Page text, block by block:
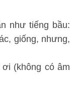
như tiếng bầu:
giống, nhưng,
(không có âm